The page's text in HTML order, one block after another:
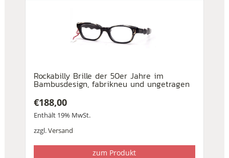
Rockabilly Brille der 50er Jahre im
Bambusdesign, fabrikneu und ungetragen
€188,00
Enthält 19% MwSt.
zzgl.Versand
zum Produkt